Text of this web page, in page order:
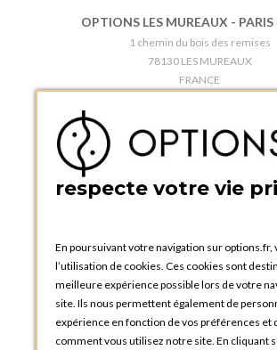
OPTIONS LES MUREAUX - PARIS
1 chemin du bois des remises
78130 LES MUREAUX
FRANCE
BOUTIQUE OPTIONS - PARIS
5 quai de la tournelle
FRANCE
OPTIONS ROUEN
Rue du Clos Tellier
76800 Saint-Etienne-du-Rouvray
FRANCE
Téléphone :+33 2 35 08 38 53
respecte votre vie
En poursuivant votre navigation sur options.fr,
l’utilisation de cookies. Ces cookies sont
meilleure expérience possible lors de votre
site. Ils nous permettent également de
expérience en fonction de vos préférences et
comment vous utilisez notre site. En cliquant